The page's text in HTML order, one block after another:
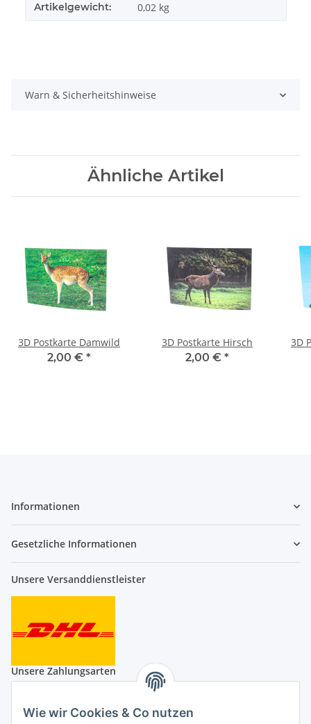
Wie wir Cookies & Co nutzen
Artikelgewicht: 0,02 kg
Warn & Sicherheitshinweise
Ähnliche Artikel
3D Postkarte Damwild
2,00 € *
3D Postkarte Hirsch
2,00 € *
3D
Informationen
Gesetzliche Informationen
Unsere Versanddienstleister
Unsere Zahlungsarten